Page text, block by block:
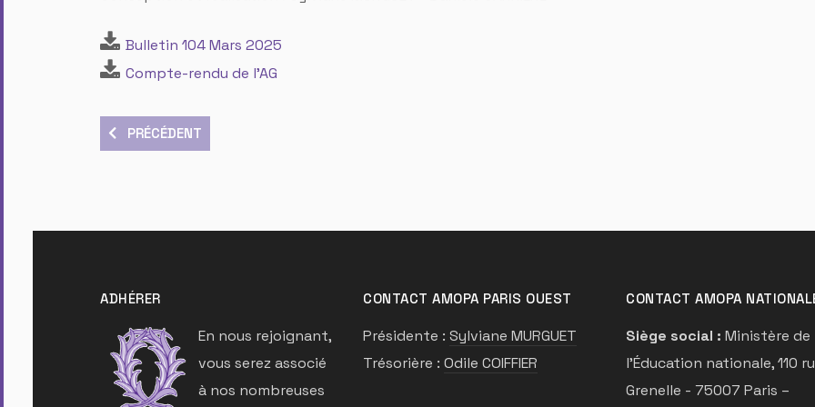
Bulletin 104 Mars 2025
Compte-rendu de l'AG
ARTICLE PRÉCÉDENT : BULLETIN 105 – MARS 2026
PRÉCÉDENT
ADHÉRER
En nous rejoignant,
vous serez associé
à nos nombreuses
CONTACT AMOPA PARIS OUEST
Présidente : Sylviane MURGUET
Trésorière : Odile COIFFIER
CONTACT AMOPA
Siège social : Ministère de
l’Éducation nationale, 110
Grenelle - 75007 Paris –